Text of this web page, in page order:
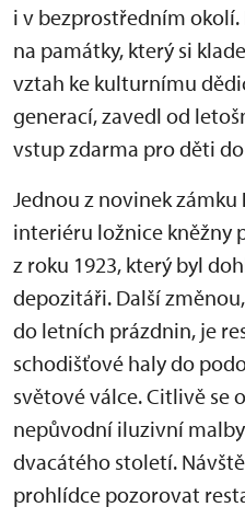
i v bezprostředním
na památky, který si
vztah ke kulturnímu
generací, zavedl od
vstup zdarma pro děti
Jednou z novinek zámku
interiéru ložnice kněžny
z roku 1923, který byl
depozitáři. Další
do letních prázdnin, je
schodišťové haly do
světové válce. Citlivě se
nepůvodní iluzivní
dvacátého století.
prohlídce pozorovat